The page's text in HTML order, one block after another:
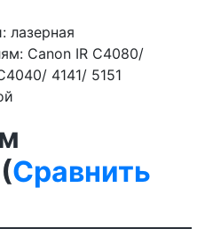
лазерная
Canon IR C4080/
4141/ 5151
Сравнить